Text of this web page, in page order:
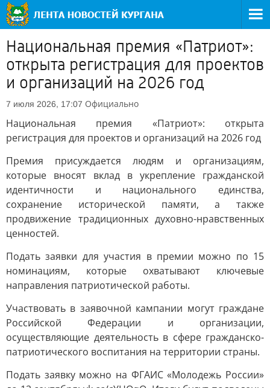
Национальная премия «Патриот»:
открыта регистрация для проектов
и организаций на 2026 год
7 июля 2026, 17:07 Официально
Национальная премия «Патриот»: открыта
регистрация для проектов и организаций на 2026 год
Премия присуждается людям и организациям,
которые вносят вклад в укрепление гражданской
идентичности и национального единства,
сохранение исторической памяти, а также
продвижение традиционных духовно-нравственных
ценностей.
Подать заявки для участия в премии можно по 15
номинациям, которые охватывают ключевые
направления патриотической работы.
Участвовать в заявочной кампании могут граждане
Российской Федерации и организации,
осуществляющие деятельность в сфере гражданско-
патриотического воспитания на территории страны.
Подать заявку можно на ФГАИС «Молодежь России»